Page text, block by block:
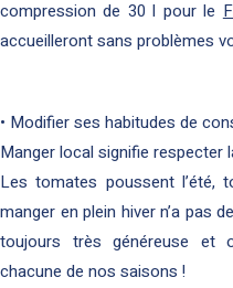
compression de 30 l pour le
accueilleront sans problèmes
• Modifier ses habitudes de
Manger local signifie
Les tomates poussent l’été,
manger en plein hiver n’a pas
toujours très généreuse
chacune de nos saisons !